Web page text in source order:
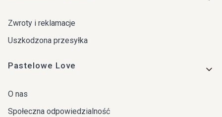
Zwroty i reklamacje
Uszkodzona przesyłka
Pastelowe Love
O nas
Społeczna odpowiedzialność